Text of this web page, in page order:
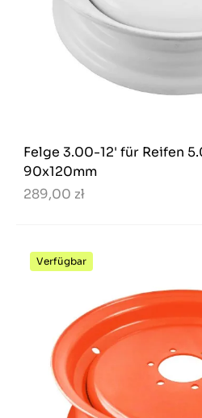
Felge 3.00-12' für Reifen
90x120mm
289,00 zł
Verfügbar